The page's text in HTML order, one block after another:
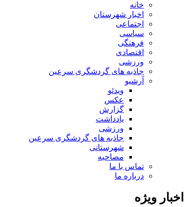
خانه
اخبار شهرستان
اجتماعی
سیاسی
فرهنگی
اقتصادی
ورزشی
جاذبه های گردشگری سرعین
آرشیو
ویدئو
عکس
گزارش
یادداشت
ورزشی
جاذبه های گردشگری سرعین
شهرستانی
مصاحبه
تماس با ما
درباره ما
اخبار ویژه